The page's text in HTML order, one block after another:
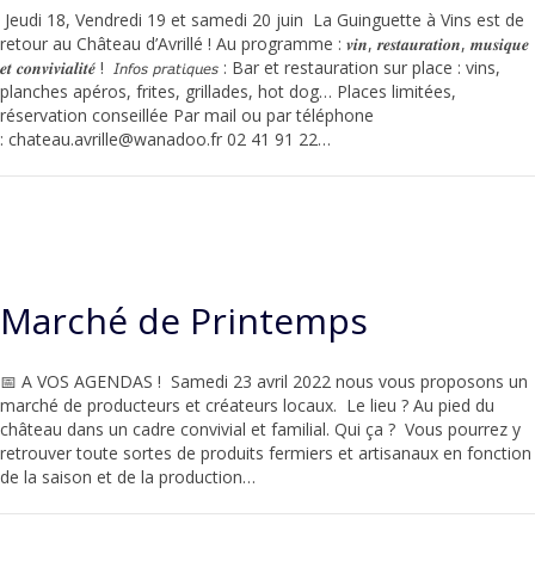
Jeudi 18, Vendredi 19 et samedi 20 juin La Guinguette à Vins est de
retour au Château d’Avrillé ! Au programme : 𝒗𝒊𝒏, 𝒓𝒆𝒔𝒕𝒂𝒖𝒓𝒂𝒕𝒊𝒐𝒏, 𝒎𝒖𝒔𝒊𝒒𝒖𝒆
𝒆𝒕 𝒄𝒐𝒏𝒗𝒊𝒗𝒊𝒂𝒍𝒊𝒕𝒆́ ! 𝘐𝘯𝘧𝘰𝘴 𝘱𝘳𝘢𝘵𝘪𝘲𝘶𝘦𝘴 : Bar et restauration sur place : vins,
planches apéros, frites, grillades, hot dog… Places limitées,
réservation conseillée Par mail ou par téléphone
: chateau.avrille@wanadoo.fr 02 41 91 22…
Marché de Printemps
📅 A VOS AGENDAS ! Samedi 23 avril 2022 nous vous proposons un
marché de producteurs et créateurs locaux. Le lieu ? Au pied du
château dans un cadre convivial et familial. Qui ça ? Vous pourrez y
retrouver toute sortes de produits fermiers et artisanaux en fonction
de la saison et de la production…